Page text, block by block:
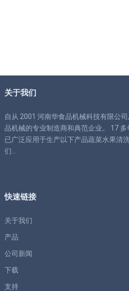
关于我们
自从 2001 河南华食品机械科技有限公
品机械的专业制造商和典范企业。 17
已广泛应用于生产以下产品蔬菜水果清
们
快速链接
关于我们
产品
公司新闻
下载
支持